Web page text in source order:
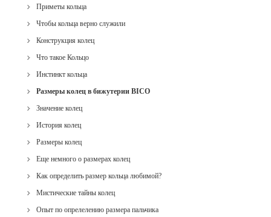
Приметы кольца
Чтобы кольца верно служили
Конструкция колец
Что такое Кольцо
Инстинкт кольца
Размеры колец в бижутерии BICO
Значение колец
История колец
Размеры колец
Еще немного о размерах колец
Как определить размер кольца любимой?
Мистические тайны колец
Опыт по опрелелению размера пальчика